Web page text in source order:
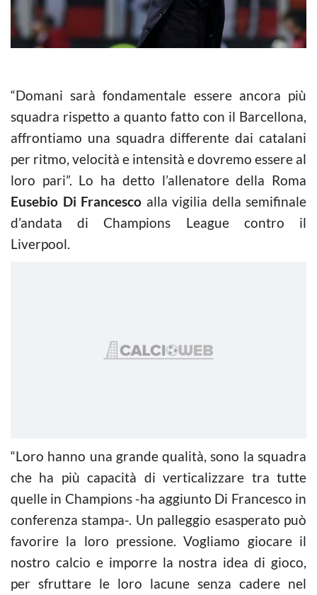
“Domani sarà fondamentale essere ancora più
squadra rispetto a quanto fatto con il Barcellona,
affrontiamo una squadra differente dai catalani
per ritmo, velocità e intensità e dovremo essere al
loro pari”. Lo ha detto l’allenatore della Roma
Eusebio Di Francesco alla vigilia della semifinale
d’andata di Champions League contro il
Liverpool.
“Loro hanno una grande qualità, sono la squadra
che ha più capacità di verticalizzare tra tutte
quelle in Champions -ha aggiunto Di Francesco in
conferenza stampa-. Un palleggio esasperato può
favorire la loro pressione. Vogliamo giocare il
nostro calcio e imporre la nostra idea di gioco,
per sfruttare le loro lacune senza cadere nel